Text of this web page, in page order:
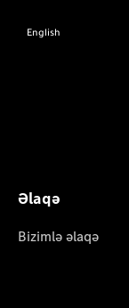
English
Əlaqə
Bizimlə əlaqə